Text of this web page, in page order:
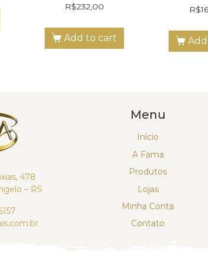
R$232,00
Add to cart
R$
478
– RS
Menu
Início
A Fama
Produtos
Lojas
Minha Conta
Contato